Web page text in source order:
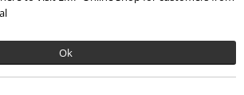
OkFunko Pop!